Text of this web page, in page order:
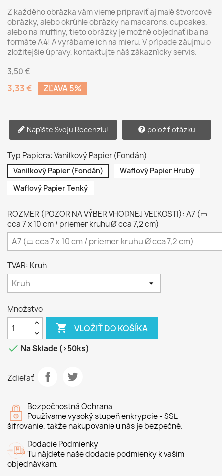
Z každého obrázka vám vieme pripraviť aj malé štvorcové
obrázky, alebo okrúhle obrázky na macarons, cupcakes,
alebo na muffiny, tieto obrázky je možné objednať iba na
formáte A4! A vyrábame ich na mieru. V prípade záujmu o
zložitejšie úpravy, kontaktujte náš zákaznícky servis.
3,50 €
3,33 € ZĽAVA 5%
Napíšte Svoju Recenziu! položiť otázku
Typ Papiera: Vanilkový Papier (Fondán)
Vanilkový Papier (Fondán)
Waflový Papier Hrubý
Waflový Papier Tenký
ROZMER (POZOR NA VÝBER VHODNEJ VEĽKOSTI): A7 (▭
cca 7 x 10 cm / priemer kruhu Ø cca 7,2 cm)
TVAR: Kruh
Množstvo
 VLOŽIŤ DO KOŠÍKA
 Na Sklade (>50ks)
Zdieľať
Bezpečnostná Ochrana
Používame vysoký stupeň enkrypcie - SSL
šifrovanie, takže nakupovanie u nás je bezpečné.
Dodacie Podmienky
Tu nájdete naše dodacie podmienky k vašim
objednávkam.